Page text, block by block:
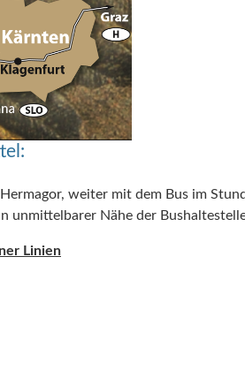
weiter mit dem Bus im
unmittelbarer Nähe der
Linien